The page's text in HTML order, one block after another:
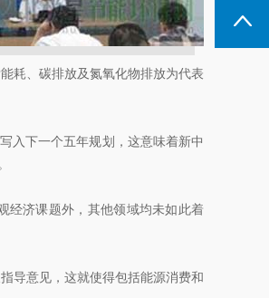
耗、碳排放及氮氧化物排放为代表
入下一个五年规划，这意味着新中
济课题外，其他领域均未如此着
导意见，这就使得包括能源消费和